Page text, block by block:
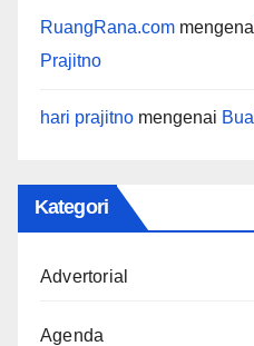
RuangRana.com
Prajitno
hari prajitno mengenai
Kategori
Advertorial
Agenda